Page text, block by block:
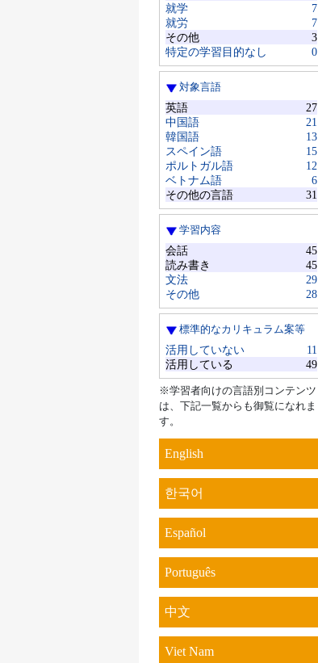
就学
7
就労
7
その他
3
特定の学習目的なし
0
対象言語
英語
27
中国語
21
韓国語
13
スペイン語
15
ポルトガル語
12
ベトナム語
6
その他の言語
31
学習内容
会話
45
読み書き
45
文法
29
その他
28
標準的なカリキュラム案等
活用していない
11
活用している
49
※学習者向けの言語別コンテンツ
は、下記一覧からも御覧になれま
す。
English
한국어
Español
Português
中文
Viet Nam